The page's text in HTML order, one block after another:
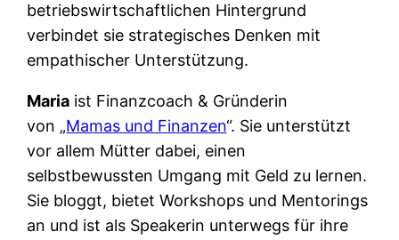
betriebswirtschaftlichen Hintergrund
verbindet sie strategisches Denken mit
empathischer Unterstützung.
Maria ist Finanzcoach & Gründerin
von „Mamas und Finanzen“. Sie unterstützt
vor allem Mütter dabei, einen
selbstbewussten Umgang mit Geld zu lernen.
Sie bloggt, bietet Workshops und Mentorings
an und ist als Speakerin unterwegs für ihre